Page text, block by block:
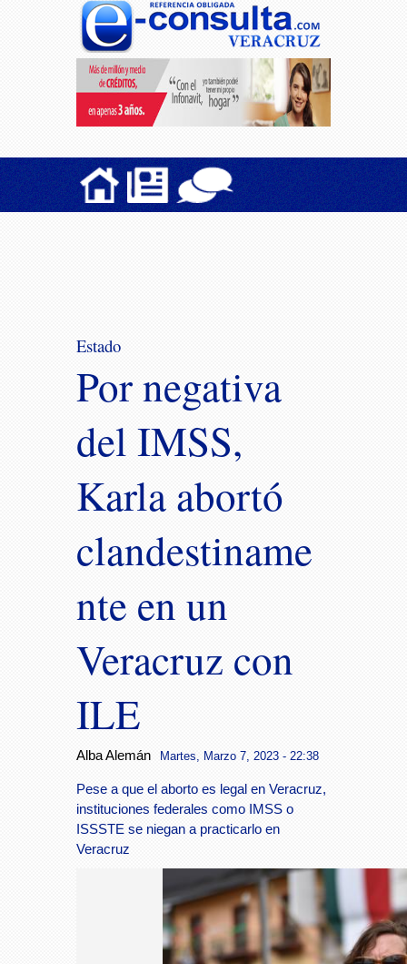
Estado
Por negativa
del IMSS,
Karla abortó
clandestiname
nte en un
Veracruz con
ILE
Alba Alemán Martes, Marzo 7, 2023 - 22:38
Pese a que el aborto es legal en Veracruz,
instituciones federales como IMSS o
ISSSTE se niegan a practicarlo en
Veracruz